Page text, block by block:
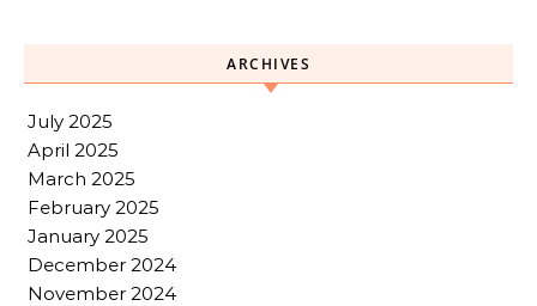
ARCHIVES
July 2025
April 2025
March 2025
February 2025
January 2025
December 2024
November 2024